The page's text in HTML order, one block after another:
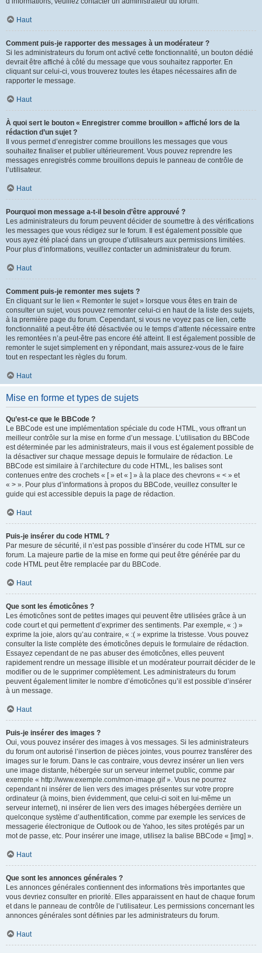
Haut
Comment puis-je rapporter des messages à un modérateur ?
Si les administrateurs du forum ont activé cette fonctionnalité, un bouton dédié
devrait être affiché à côté du message que vous souhaitez rapporter. En
cliquant sur celui-ci, vous trouverez toutes les étapes nécessaires afin de
rapporter le message.
Haut
À quoi sert le bouton « Enregistrer comme brouillon » affiché lors de la
rédaction d’un sujet ?
Il vous permet d’enregistrer comme brouillons les messages que vous
souhaitez finaliser et publier ultérieurement. Vous pouvez reprendre les
messages enregistrés comme brouillons depuis le panneau de contrôle de
l’utilisateur.
Haut
Pourquoi mon message a-t-il besoin d’être approuvé ?
Les administrateurs du forum peuvent décider de soumettre à des vérifications
les messages que vous rédigez sur le forum. Il est également possible que
vous ayez été placé dans un groupe d’utilisateurs aux permissions limitées.
Pour plus d’informations, veuillez contacter un administrateur du forum.
Haut
Comment puis-je remonter mes sujets ?
En cliquant sur le lien « Remonter le sujet » lorsque vous êtes en train de
consulter un sujet, vous pouvez remonter celui-ci en haut de la liste des sujets,
à la première page du forum. Cependant, si vous ne voyez pas ce lien, cette
fonctionnalité a peut-être été désactivée ou le temps d’attente nécessaire entre
les remontées n’a peut-être pas encore été atteint. Il est également possible de
remonter le sujet simplement en y répondant, mais assurez-vous de le faire
tout en respectant les règles du forum.
Haut
Mise en forme et types de sujets
Qu’est-ce que le BBCode ?
Le BBCode est une implémentation spéciale du code HTML, vous offrant un
meilleur contrôle sur la mise en forme d’un message. L’utilisation du BBCode
est déterminée par les administrateurs, mais il vous est également possible de
la désactiver sur chaque message depuis le formulaire de rédaction. Le
BBCode est similaire à l’architecture du code HTML, les balises sont
contenues entre des crochets « [ » et « ] » à la place des chevrons « < » et
« > ». Pour plus d’informations à propos du BBCode, veuillez consulter le
guide qui est accessible depuis la page de rédaction.
Haut
Puis-je insérer du code HTML ?
Par mesure de sécurité, il n’est pas possible d’insérer du code HTML sur ce
forum. La majeure partie de la mise en forme qui peut être générée par du
code HTML peut être remplacée par du BBCode.
Haut
Que sont les émoticônes ?
Les émoticônes sont de petites images qui peuvent être utilisées grâce à un
code court et qui permettent d’exprimer des sentiments. Par exemple, « :) »
exprime la joie, alors qu’au contraire, « :( » exprime la tristesse. Vous pouvez
consulter la liste complète des émoticônes depuis le formulaire de rédaction.
Essayez cependant de ne pas abuser des émoticônes, elles peuvent
rapidement rendre un message illisible et un modérateur pourrait décider de le
modifier ou de le supprimer complètement. Les administrateurs du forum
peuvent également limiter le nombre d’émoticônes qu’il est possible d’insérer
à un message.
Haut
Puis-je insérer des images ?
Oui, vous pouvez insérer des images à vos messages. Si les administrateurs
du forum ont autorisé l’insertion de pièces jointes, vous pourrez transférer des
images sur le forum. Dans le cas contraire, vous devrez insérer un lien vers
une image distante, hébergée sur un serveur internet public, comme par
exemple « http://www.exemple.com/mon-image.gif ». Vous ne pourrez
cependant ni insérer de lien vers des images présentes sur votre propre
ordinateur (à moins, bien évidemment, que celui-ci soit en lui-même un
serveur internet), ni insérer de lien vers des images hébergées derrière un
quelconque système d’authentification, comme par exemple les services de
messagerie électronique de Outlook ou de Yahoo, les sites protégés par un
mot de passe, etc. Pour insérer une image, utilisez la balise BBCode « [img] ».
Haut
Que sont les annonces générales ?
Les annonces générales contiennent des informations très importantes que
vous devriez consulter en priorité. Elles apparaissent en haut de chaque forum
et dans le panneau de contrôle de l’utilisateur. Les permissions concernant les
annonces générales sont définies par les administrateurs du forum.
Haut